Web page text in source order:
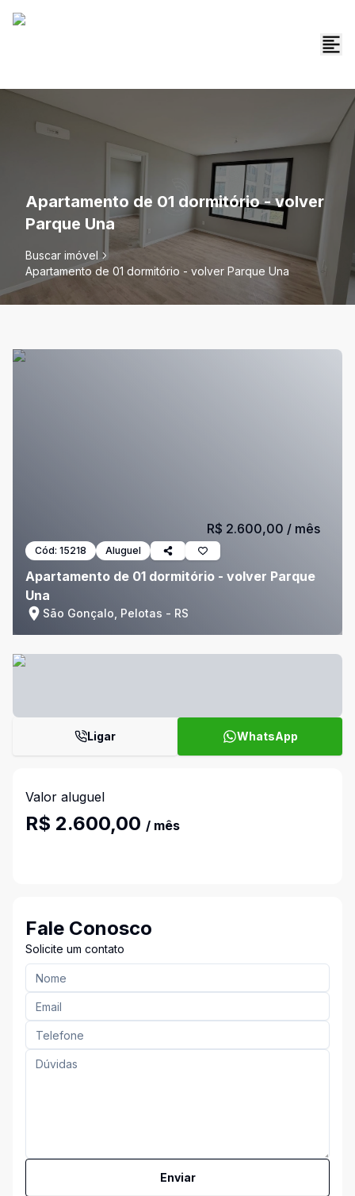
Apartamento de 01 dormitório - volver
Parque Una
Buscar imóvel
Apartamento de 01 dormitório - volver Parque Una
Cód: 15218 Aluguel
Apartamento de 01 dormitório - volver Parque
Una
São Gonçalo, Pelotas - RS
R$ 2.600,00 / mês
Ligar WhatsApp
Valor aluguel
R$ 2.600,00 / mês
Fale Conosco
Solicite um contato
Enviar